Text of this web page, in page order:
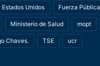
Estados Unidos Fuerza Pública
Ministerio de Salud mopt
Chaves. TSE ucr